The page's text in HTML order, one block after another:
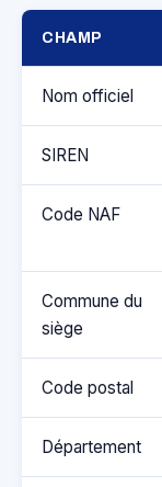
CHAMP
Nom officiel
SIREN
Code NAF
Commune du
siège
Code postal
Département